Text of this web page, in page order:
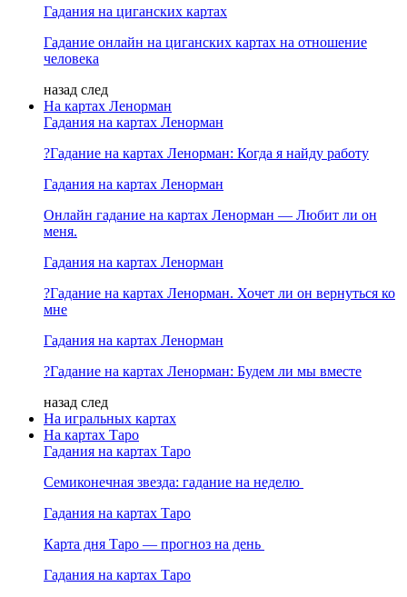
Гадания на циганских картах
Гадание онлайн на циганских картах на отношение
человека
назад след
На картах Ленорман
Гадания на картах Ленорман
?Гадание на картах Ленорман: Когда я найду работу
Гадания на картах Ленорман
Онлайн гадание на картах Ленорман — Любит ли он
меня.
Гадания на картах Ленорман
?Гадание на картах Ленорман. Хочет ли он вернуться ко
мне
Гадания на картах Ленорман
?Гадание на картах Ленорман: Будем ли мы вместе
назад след
На игральных картах
На картах Таро
Гадания на картах Таро
Семиконечная звезда: гадание на неделю
Гадания на картах Таро
Карта дня Таро — прогноз на день
Гадания на картах Таро